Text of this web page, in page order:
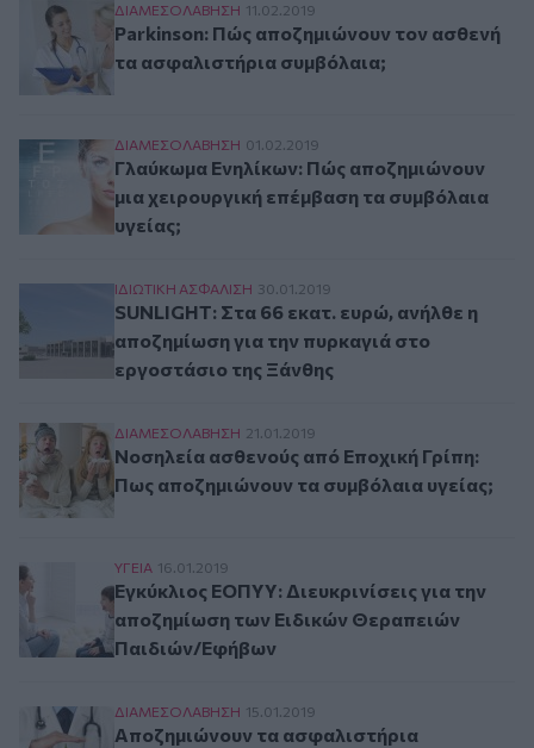
Parkinson: Πώς αποζημιώνουν τον ασθενή τα
ΔΙΑΜΕΣΟΛAΒΗΣΗ 11.02.2019
Parkinson: Πώς αποζημιώνουν τον ασθενή
τα ασφαλιστήρια συμβόλαια;
Γλαύκωμα Ενηλίκων: Πώς αποζημιώνουν μια
ΔΙΑΜΕΣΟΛAΒΗΣΗ 01.02.2019
Γλαύκωμα Ενηλίκων: Πώς αποζημιώνουν
μια χειρουργική επέμβαση τα συμβόλαια
υγείας;
SUNLIGHT: Στα 66 εκατ. ευρώ, ανήλθε η
ΙΔΙΩΤΙΚΗ ΑΣΦAΛΙΣΗ 30.01.2019
SUNLIGHT: Στα 66 εκατ. ευρώ, ανήλθε η
αποζημίωση για την πυρκαγιά στο
εργοστάσιο της Ξάνθης
Νοσηλεία ασθενούς από Εποχική Γρίπη: Πως
ΔΙΑΜΕΣΟΛAΒΗΣΗ 21.01.2019
Νοσηλεία ασθενούς από Εποχική Γρίπη:
Πως αποζημιώνουν τα συμβόλαια υγείας;
Εγκύκλιος ΕΟΠΥΥ: Διευκρινίσεις για την
ΥΓΕΙΑ 16.01.2019
Εγκύκλιος ΕΟΠΥΥ: Διευκρινίσεις για την
αποζημίωση των Ειδικών Θεραπειών
Παιδιών/Εφήβων
Αποζημιώνουν τα ασφαλιστήρια συμβόλαια
ΔΙΑΜΕΣΟΛAΒΗΣΗ 15.01.2019
Αποζημιώνουν τα ασφαλιστήρια